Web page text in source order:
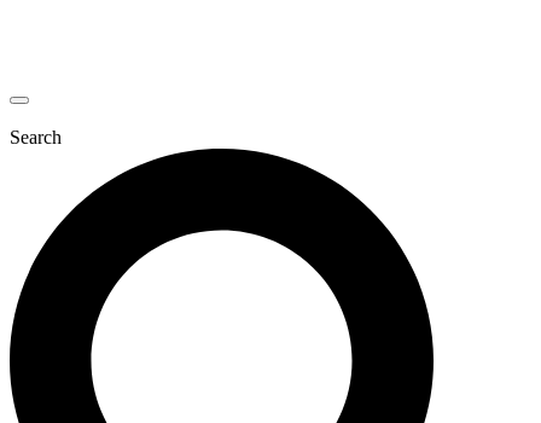
Search